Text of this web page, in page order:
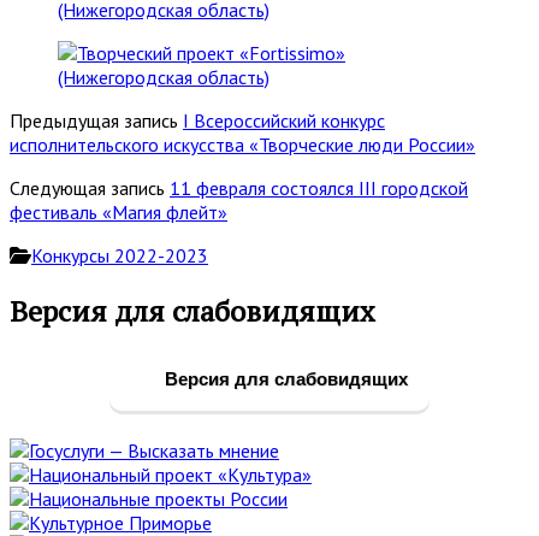
Предыдущая запись I Всероссийский конкурс
исполнительского искусства «Творческие люди России»
Следующая запись 11 февраля состоялся III городской
фестиваль «Магия флейт»
Конкурсы 2022-2023
Основная
Версия для слабовидящих
Версия для слабовидящих